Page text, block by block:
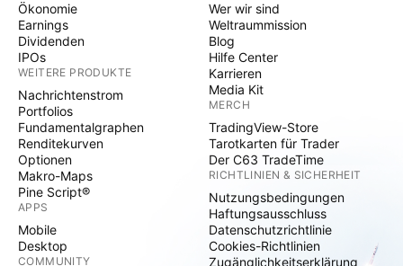
Ökonomie
Earnings
Dividenden
IPOs
WEITERE PRODUKTE
Nachrichtenstrom
Portfolios
Fundamentalgraphen
Renditekurven
Optionen
Makro-Maps
Pine Script®
APPS
Mobile
Desktop
COMMUNITY
Wer wir sind
Weltraummission
Blog
Hilfe Center
Karrieren
Media Kit
MERCH
TradingView-Store
Tarotkarten für Trader
Der C63 TradeTime
RICHTLINIEN & SICHERHEIT
Nutzungsbedingungen
Haftungsausschluss
Datenschutzrichtlinie
Cookies-Richtlinien
Zugänglichkeitserklärung